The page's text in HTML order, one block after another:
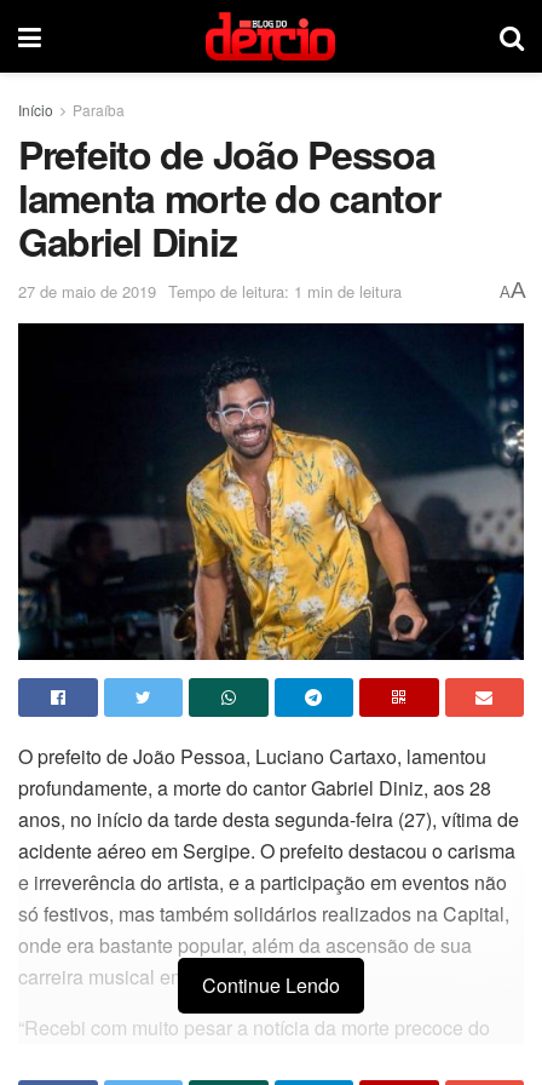
Início Paraíba
Prefeito de João Pessoa
lamenta morte do cantor
Gabriel Diniz
27 de maio de 2019 Tempo de leitura: 1 min de leitura AA
O prefeito de João Pessoa, Luciano Cartaxo, lamentou
profundamente, a morte do cantor Gabriel Diniz, aos 28
anos, no início da tarde desta segunda-feira (27), vítima de
acidente aéreo em Sergipe. O prefeito destacou o carisma
e irreverência do artista, e a participação em eventos não
só festivos, mas também solidários realizados na Capital,
onde era bastante popular, além da ascensão de sua
carreira musical em todo o País.
“Recebi com muito pesar a notícia da morte precoce do
Continue Lendo